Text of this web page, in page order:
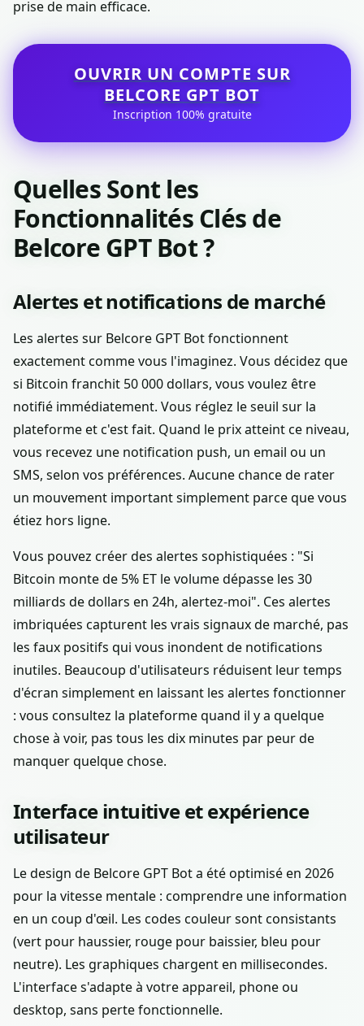
prise de main efficace.
OUVRIR UN COMPTE SUR
BELCORE GPT BOT
Inscription 100% gratuite
Quelles Sont les
Fonctionnalités Clés de
Belcore GPT Bot ?
Alertes et notifications de marché
Les alertes sur Belcore GPT Bot fonctionnent
exactement comme vous l'imaginez. Vous décidez que
si Bitcoin franchit 50 000 dollars, vous voulez être
notifié immédiatement. Vous réglez le seuil sur la
plateforme et c'est fait. Quand le prix atteint ce niveau,
vous recevez une notification push, un email ou un
SMS, selon vos préférences. Aucune chance de rater
un mouvement important simplement parce que vous
étiez hors ligne.
Vous pouvez créer des alertes sophistiquées : "Si
Bitcoin monte de 5% ET le volume dépasse les 30
milliards de dollars en 24h, alertez-moi". Ces alertes
imbriquées capturent les vrais signaux de marché, pas
les faux positifs qui vous inondent de notifications
inutiles. Beaucoup d'utilisateurs réduisent leur temps
d'écran simplement en laissant les alertes fonctionner
: vous consultez la plateforme quand il y a quelque
chose à voir, pas tous les dix minutes par peur de
manquer quelque chose.
Interface intuitive et expérience
utilisateur
Le design de Belcore GPT Bot a été optimisé en 2026
pour la vitesse mentale : comprendre une information
en un coup d'œil. Les codes couleur sont consistants
(vert pour haussier, rouge pour baissier, bleu pour
neutre). Les graphiques chargent en millisecondes.
L'interface s'adapte à votre appareil, phone ou
desktop, sans perte fonctionnelle.